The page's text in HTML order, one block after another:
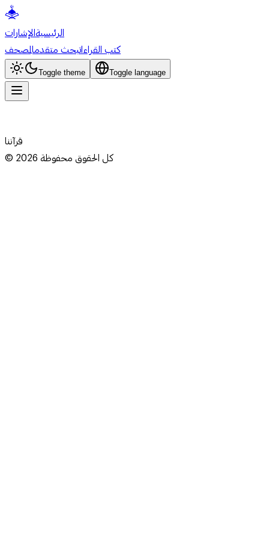
الرئيسيةالإشارات
كتب القراءاتبحث متقدمالمصحف
Toggle theme Toggle language
قرآننا
© 2026كل الحقوق محفوظة